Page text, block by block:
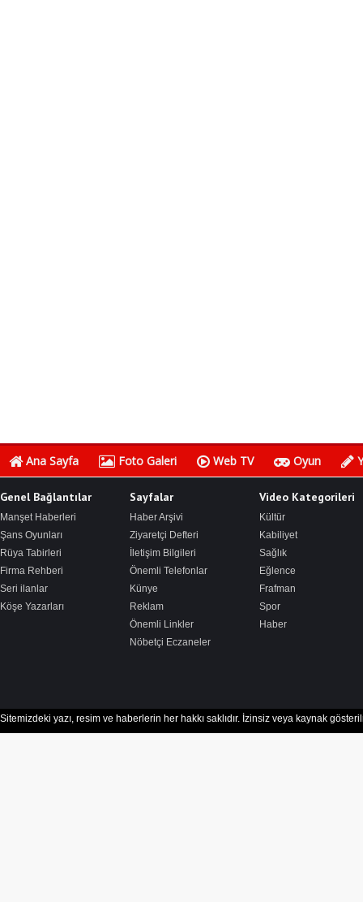
Ana Sayfa Foto Galeri Web TV Oyun
Genel Bağlantılar
Manşet Haberleri
Şans Oyunları
Rüya Tabirleri
Firma Rehberi
Seri ilanlar
Köşe Yazarları
Sayfalar
Haber Arşivi
Ziyaretçi Defteri
İletişim Bilgileri
Önemli Telefonlar
Künye
Reklam
Önemli Linkler
Nöbetçi Eczaneler
Video Kategorileri
Kültür
Kabiliyet
Sağlık
Eğlence
Frafman
Spor
Haber
Sitemizdeki yazı, resim ve haberlerin her hakkı saklıdır. İzinsiz veya kaynak